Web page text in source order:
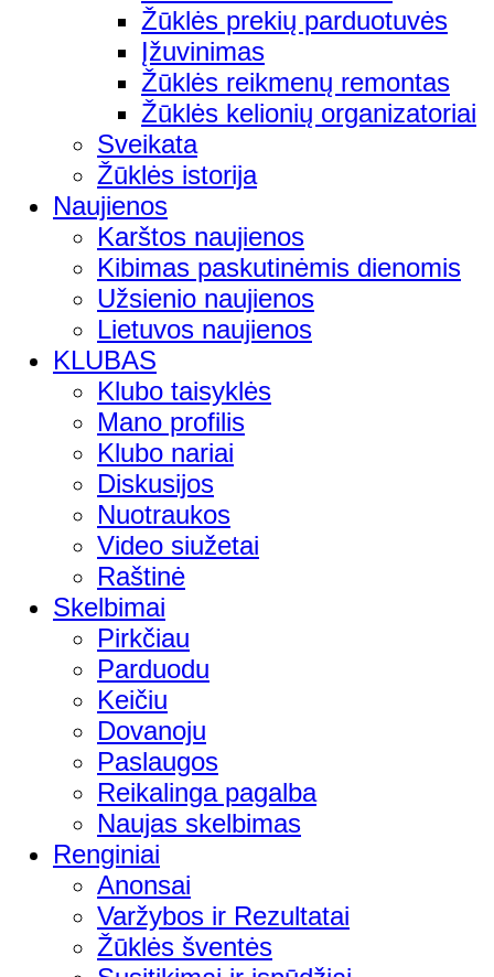
Žūklės prekių parduotuvės
Įžuvinimas
Žūklės reikmenų remontas
Žūklės kelionių organizatoriai
Sveikata
Žūklės istorija
Naujienos
Karštos naujienos
Kibimas paskutinėmis dienomis
Užsienio naujienos
Lietuvos naujienos
KLUBAS
Klubo taisyklės
Mano profilis
Klubo nariai
Diskusijos
Nuotraukos
Video siužetai
Raštinė
Skelbimai
Pirkčiau
Parduodu
Keičiu
Dovanoju
Paslaugos
Reikalinga pagalba
Naujas skelbimas
Renginiai
Anonsai
Varžybos ir Rezultatai
Žūklės šventės